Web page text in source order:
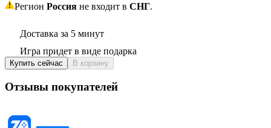
Регион Россия не входит в СНГ.
Доставка за 5 минут
Игра придет в виде подарка
Купить сейчас В корзину
Отзывы покупателей